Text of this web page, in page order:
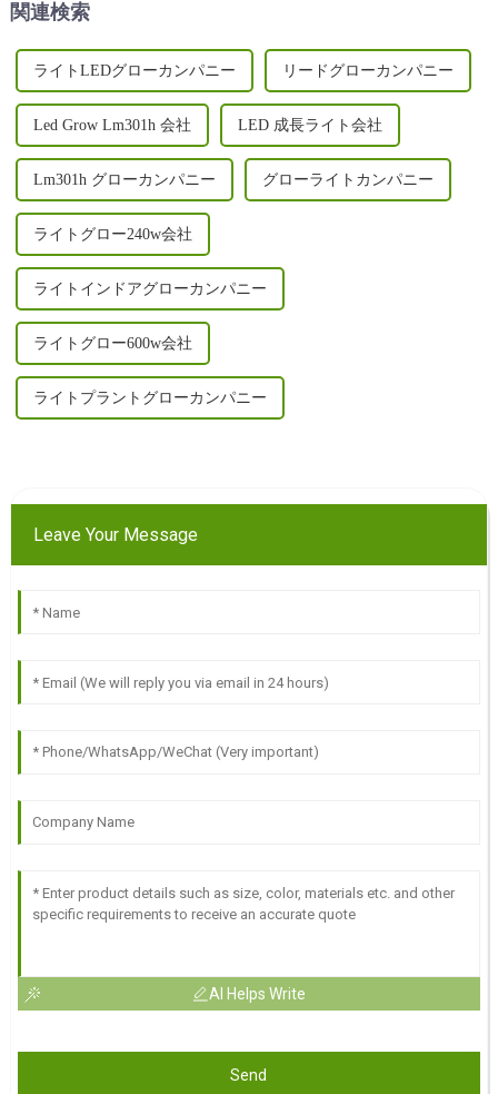
デザイン、UV/IR...
関連検索
ライトLEDグローカンパニー リードグローカンパニー
Led Grow Lm301h 会社 LED 成長ライト会社
Lm301h グローカンパニー グローライトカンパニー
ライトグロー240w会社
ライトインドアグローカンパニー
ライトグロー600w会社
ライトプラントグローカンパニー
Leave Your Message
AI Helps Write
Send